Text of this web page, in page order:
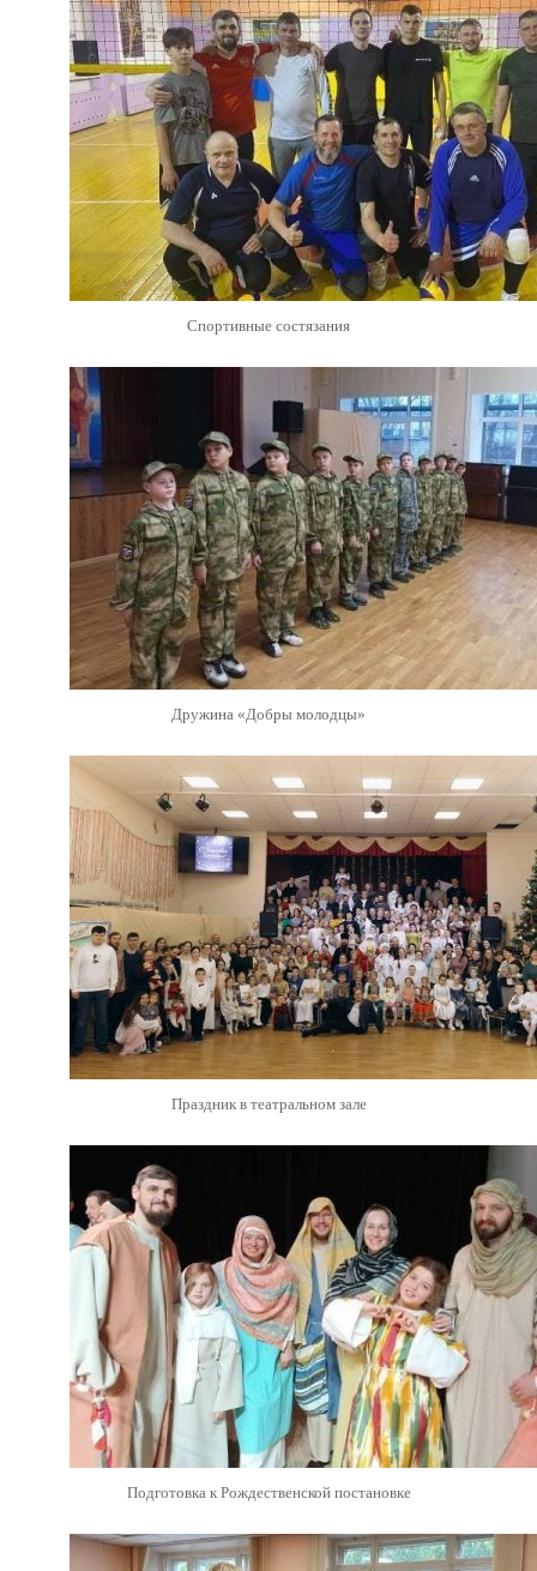
Спортивные состязания
Дружина «Добры молодцы»
Праздник в театральном зале
Подготовка к Рождественской постановке